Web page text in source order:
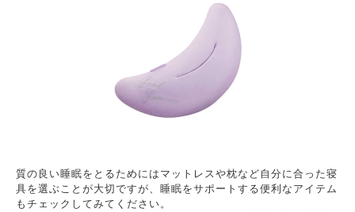
質の良い睡眠をとるためにはマットレスや枕など自分に合った寝
具を選ぶことが大切ですが、睡眠をサポートする便利なアイテム
もチェックしてみてください。